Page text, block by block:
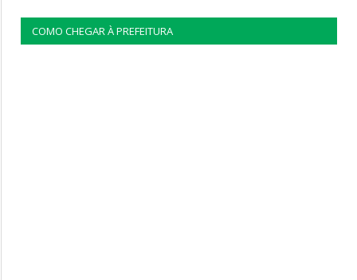
COMO CHEGAR À PREFEITURA